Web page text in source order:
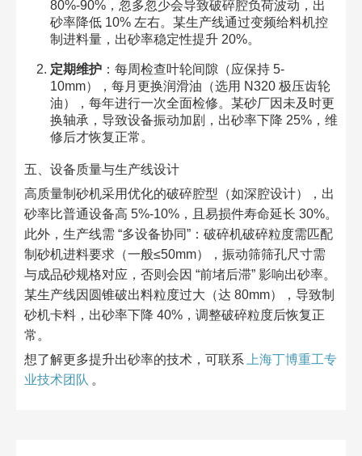
80%-90%，忽多忽少会导致破碎腔负荷波动，出
砂率降低 10% 左右。某生产线通过变频给料机控
制进料量，出砂率稳定性提升 20%。​
定期维护：每周检查叶轮间隙（应保持 5-
10mm），每月更换润滑油（选用 N320 极压齿轮
油），每年进行一次全面检修。某砂厂因未及时更
换轴承，导致设备振动加剧，出砂率下降 25%，维
修后才恢复正常。​
五、设备质量与生产线设计​
高质量制砂机采用优化的破碎腔型（如深腔设计），出
砂率比普通设备高 5%-10%，且易损件寿命延长 30%。
此外，生产线需 “多设备协同”：破碎机破碎粒度需匹配
制砂机进料要求（一般≤50mm），振动筛筛孔尺寸需
与成品砂规格对应，否则会因 “前堵后滞” 影响出砂率。
某生产线因圆锥破出料粒度过大（达 80mm），导致制
砂机卡料，出砂率下降 40%，调整破碎粒度后恢复正
常。​
想了解更多提升出砂率的技术，可联系
上海丁博重工专
业技术团队 。